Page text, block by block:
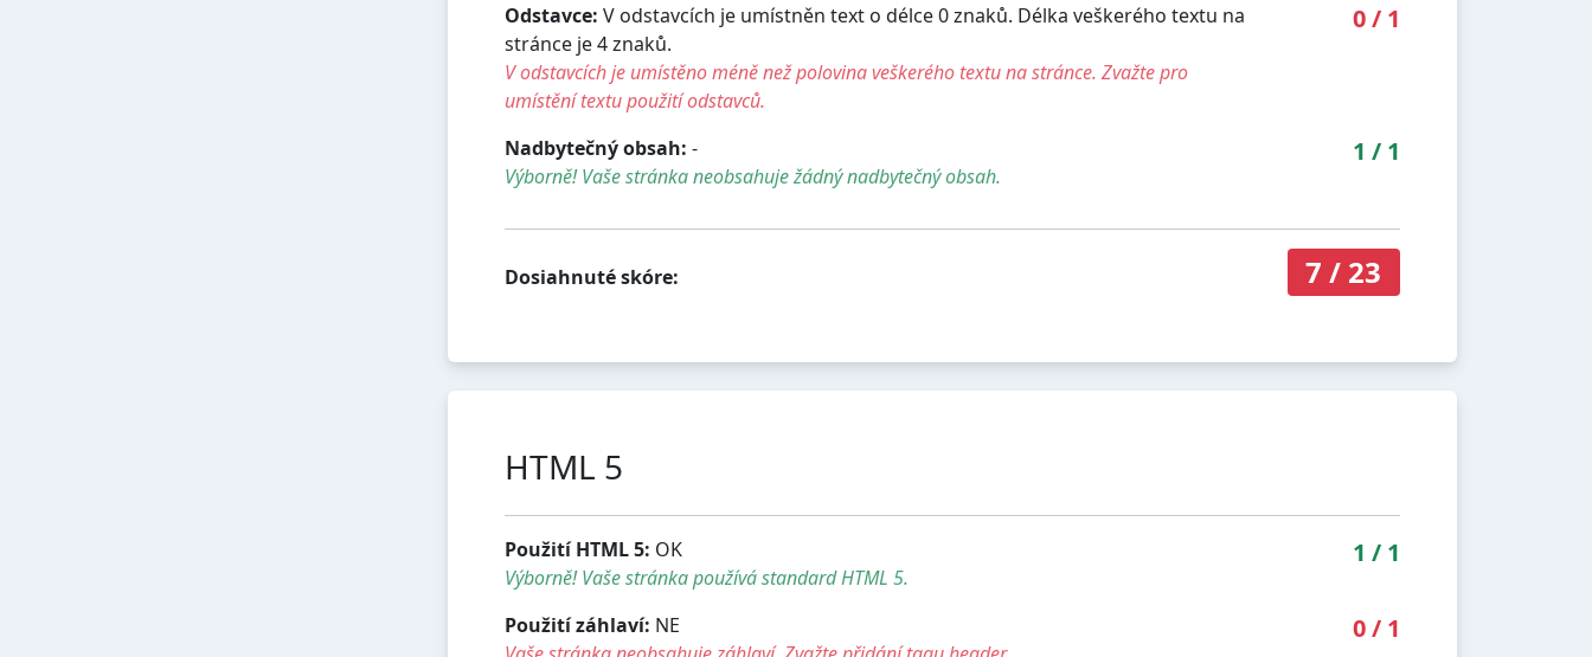
Odstavce: V odstavcích je umístněn text o délce 0 znaků. Délka veškerého textu na
stránce je 4 znaků.
V odstavcích je umístěno méně než polovina veškerého textu na stránce. Zvažte pro
umístění textu použití odstavců.
0/ 1
Nadbytečný obsah: -
Výborně! Vaše stránka neobsahuje žádný nadbytečný obsah.
1 / 1
Dosiahnuté skóre: 7 / 23
HTML 5
Použití HTML 5: OK
Výborně! Vaše stránka používá standard HTML 5.
1 / 1
Použití záhlaví: NE
0/ 1